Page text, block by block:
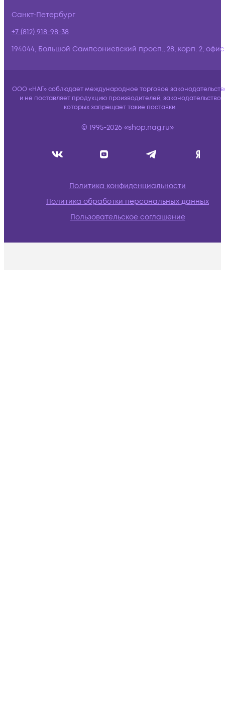
Санкт-Петербург
+7 (812) 918-98-38
194044, Большой Сампсониевский просп., 28, корп. 2,
ООО «НАГ» соблюдает международное торговое
и не поставляет продукцию производителей, законодательство
которых запрещает такие поставки.
© 1995-2026 «shop.nag.ru»
Политика конфиденциальности
Политика обработки персональных данных
Пользовательское соглашение